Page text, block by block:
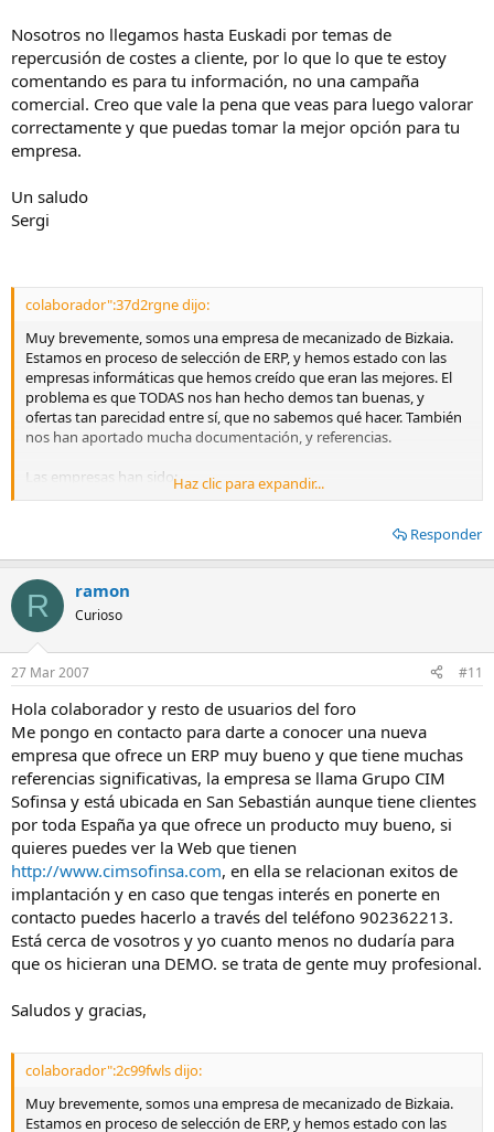
Nosotros no llegamos hasta Euskadi por temas de
repercusión de costes a cliente, por lo que lo que te estoy
comentando es para tu información, no una campaña
comercial. Creo que vale la pena que veas para luego valorar
correctamente y que puedas tomar la mejor opción para tu
empresa.
Un saludo
Sergi
colaborador":37d2rgne dijo:
Muy brevemente, somos una empresa de mecanizado de Bizkaia.
Estamos en proceso de selección de ERP, y hemos estado con las
empresas informáticas que hemos creído que eran las mejores. El
problema es que TODAS nos han hecho demos tan buenas, y
ofertas tan parecidad entre sí, que no sabemos qué hacer. También
nos han aportado mucha documentación, y referencias.
Las empresas han sido:
- Solmicro.
- Igarle.
- Navisíon.
Si alguien me puede orientar (en lo bueno y en lo menos bueno)
sobre estos productos, le quedaré muy agradecido (al final yo
tengo que presentar los proyectos a Gerencia y estoy hecho un lío).
Muchas gracias.
Haz clic para expandir...
Responder
R ramon
Curioso
27 Mar 2007 #11
Hola colaborador y resto de usuarios del foro
Me pongo en contacto para darte a conocer una nueva
empresa que ofrece un ERP muy bueno y que tiene muchas
referencias significativas, la empresa se llama Grupo CIM
Sofinsa y está ubicada en San Sebastián aunque tiene clientes
por toda España ya que ofrece un producto muy bueno, si
quieres puedes ver la Web que tienen
http://www.cimsofinsa.com, en ella se relacionan exitos de
implantación y en caso que tengas interés en ponerte en
contacto puedes hacerlo a través del teléfono 902362213.
Está cerca de vosotros y yo cuanto menos no dudaría para
que os hicieran una DEMO. se trata de gente muy profesional.
Saludos y gracias,
colaborador":2c99fwls dijo:
Muy brevemente, somos una empresa de mecanizado de Bizkaia.
Estamos en proceso de selección de ERP, y hemos estado con las